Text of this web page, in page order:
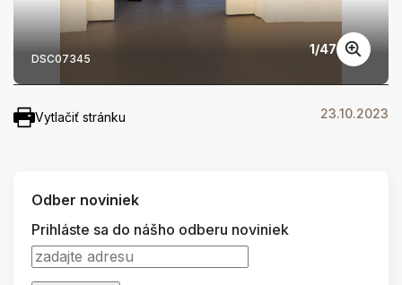
DSC07345
1/47
Vytlačiť stránku 23.10.2023
Odber noviniek
Prihláste sa do nášho odberu noviniek